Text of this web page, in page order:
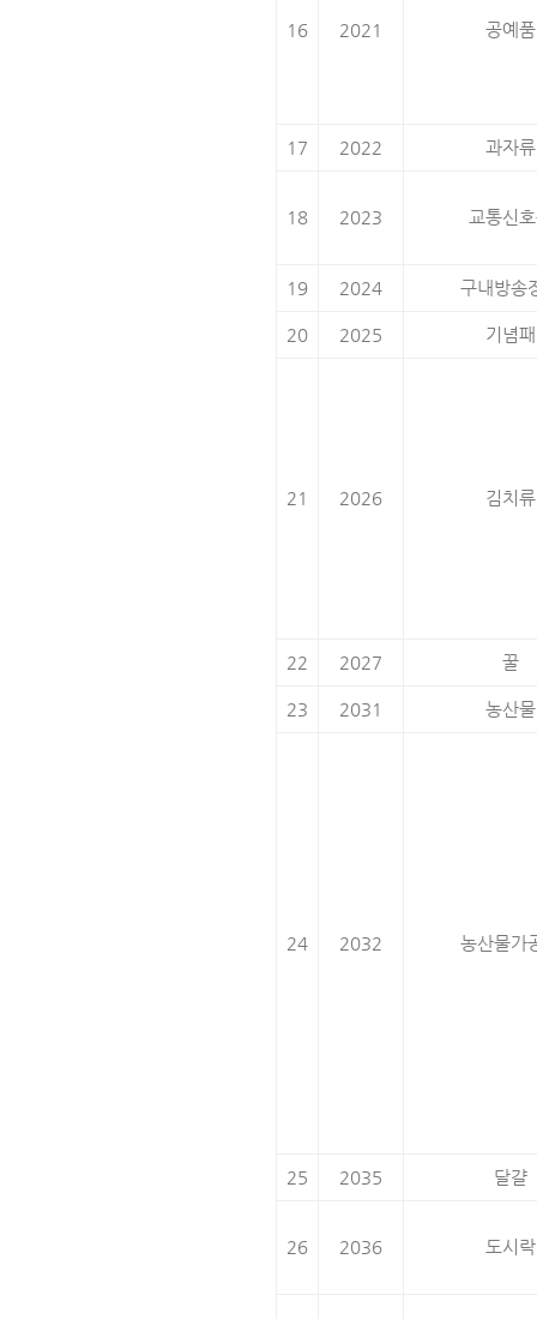
16 2021 공예품
17 2022 과자류
18 2023 교통신
19 2024 구내방송
20 2025 기념패
21 2026 김치류
22 2027 꿀
23 2031 농산물
24 2032 농산물가
25 2035 달걀
26 2036 도시락